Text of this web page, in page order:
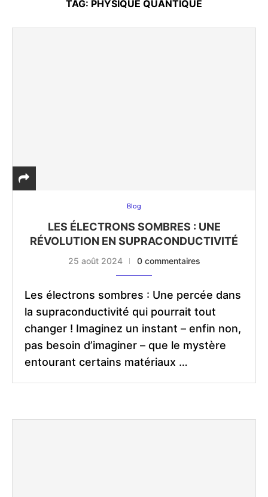
TAG: PHYSIQUE QUANTIQUE
Blog
LES ÉLECTRONS SOMBRES : UNE
RÉVOLUTION EN SUPRACONDUCTIVITÉ
25 août 2024 0 commentaires
Les électrons sombres : Une percée dans
la supraconductivité qui pourrait tout
changer ! Imaginez un instant – enfin non,
pas besoin d’imaginer – que le mystère
entourant certains matériaux …